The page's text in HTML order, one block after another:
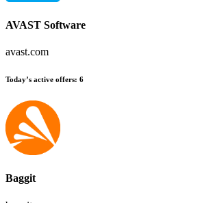
AVAST Software
avast.com
Today’s active offers: 6
Baggit